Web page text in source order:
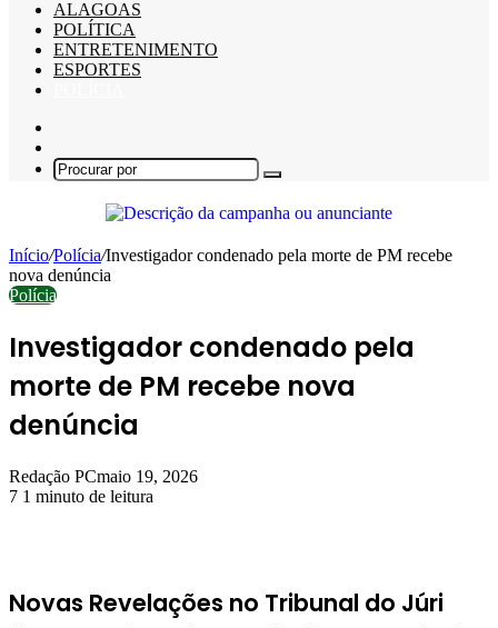
ALAGOAS
POLÍTICA
ENTRETENIMENTO
ESPORTES
skin
Procurar
Início/Polícia/Investigador condenado pela morte de PM recebe
nova denúncia
Polícia
Investigador condenado pela
morte de PM recebe nova
denúncia
Redação PCmaio 19, 2026
7 1 minuto de leitura
Novas Revelações no Tribunal do Júri